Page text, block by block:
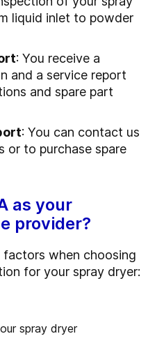
liquid inlet to powder
: You receive a
and a service report
and spare part
: You can contact us
or to purchase spare
as your
provider?
when choosing
for your spray dryer: